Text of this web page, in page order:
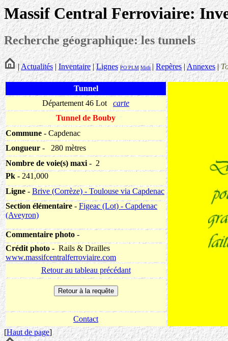
Massif Central Ferroviaire:
Recherche géographique: les tunnels
|Actualités| Inventaire|Lignes POPLM Midi |Repères|Annexes|
Tunnel
Département 46 Lot carte
Tunnel de Bouby
Commune - Capdenac
Longueur -
280 mètres
Nombre de voie(s) maxi - 2
Pk - 241,000
Ligne - Brive (Corrèze) - Toulouse via Capdenac
Section élémentaire - Figeac (Lot) - Capdenac
(Aveyron)
Commentaire photo -
Crédit photo - Rails & Drailles
www.massifcentralferroviaire.com
Retour au tableau précédant
Contact
[Haut de page]